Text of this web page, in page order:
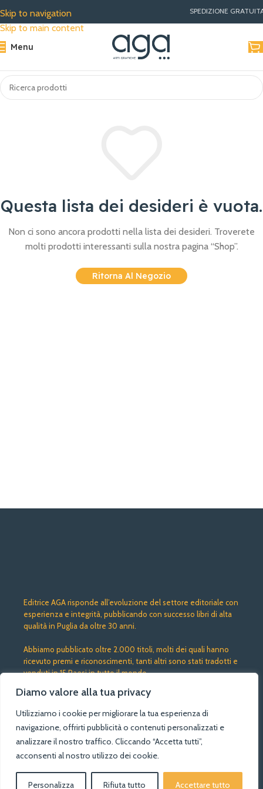
Diamo valore alla tua privacy
Utilizziamo i cookie per migliorare la tua esperienza di
navigazione, offrirti pubblicità o contenuti personalizzati e
analizzare il nostro traffico. Cliccando “Accetta tutti”,
acconsenti al nostro utilizzo dei cookie.
Personalizza Rifiuta tutto Accettare tutto
Skip to navigation
Skip to main content
SPEDIZIONE
Menu
Questa lista dei desideri è vuota.
Non ci sono ancora prodotti nella lista dei desideri. Troverete
molti prodotti interessanti sulla nostra pagina “Shop”.
Ritorna Al Negozio
Editrice AGA risponde all’evoluzione del settore editoriale con
esperienza e integrità, pubblicando con successo libri di alta
qualità in Puglia da oltre 30 anni.
Abbiamo pubblicato oltre 2.000 titoli, molti dei quali hanno
ricevuto premi e riconoscimenti, tanti altri sono stati tradotti e
venduti in 15 Paesi in tutto il mondo.
Link Utili
Chi siamo
Termini e condizioni
Privacy Policy
Cokies Policy
Instagram
0